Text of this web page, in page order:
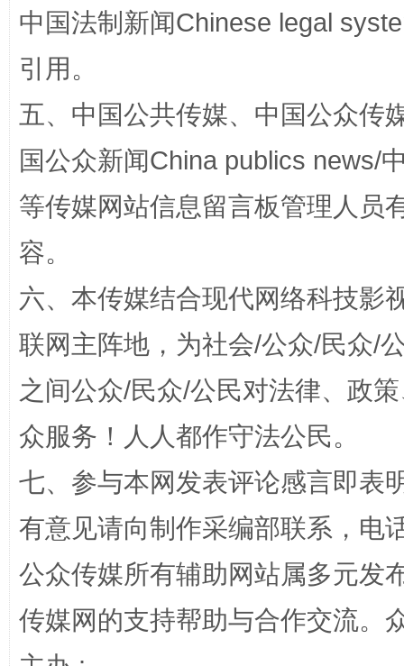
扯下公款旅游的“隐身衣” 如何以
中国法制新闻Chinese legal
引用。
五、中国公共传媒、中国公众传
国公众新闻China publics news/
等传媒网站信息留言板管理人员
容。
六、本传媒结合现代网络科技影
联网主阵地，为社会/公众/民众/
之间公众/民众/公民对法律、政
众服务！人人都作守法公民。
七、参与本网发表评论感言即表
有意见请向制作采编部联系，电
公众传媒所有辅助网站属多元发
传媒网的支持帮助与合作交流。